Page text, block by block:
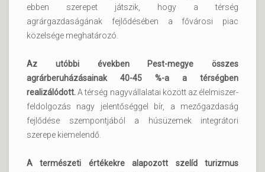
ebben szerepet játszik, hogy a térség
agrárgazdaságának fejlődésében a fővárosi piac
közelsége meghatározó.
Az utóbbi években Pest-megye összes
agrárberuházásainak 40-45 %-a a térségben
realizálódott.A térség nagyvállalatai között az élelmiszer-
feldolgozás nagy jelentőséggel bír, a mezőgazdaság
fejlődése szempontjából a húsüzemek integrátori
szerepe kiemelendő.
A természeti értékekre alapozott szelíd turizmus